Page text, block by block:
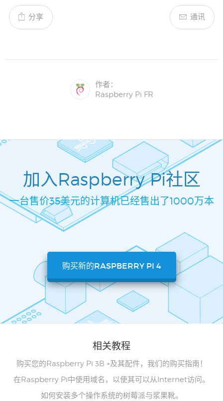
分享 通讯
作者：
Raspberry Pi FR
加入Raspberry Pi社区
一台售价35美元的计算机已经售出了1000万本
购买新的RASPBERRY PI 4
相关教程
购买您的Raspberry Pi 3B +及其配件，我们的购买指南！
在Raspberry Pi中使用域名，以使其可以从Internet访问。
如何安装多个操作系统的树莓派与浆果靴。